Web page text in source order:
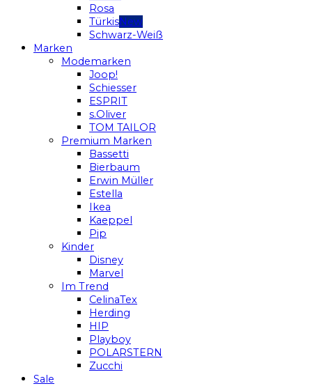
Rosa
Türkis
Schwarz-Weiß
Marken
Modemarken
Joop!
Schiesser
ESPRIT
s.Oliver
TOM TAILOR
Premium Marken
Bassetti
Bierbaum
Erwin Müller
Estella
Ikea
Kaeppel
Pip
Kinder
Disney
Marvel
Im Trend
CelinaTex
Herding
HIP
Playboy
POLARSTERN
Zucchi
Sale